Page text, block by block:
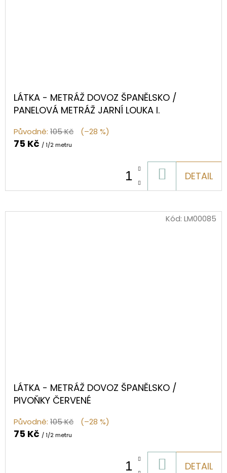
LÁTKA - METRÁŽ DOVOZ ŠPANĚLSKO /
PANELOVÁ METRÁŽ JARNÍ LOUKA I.
Původně: 105 Kč (–28 %)
75 Kč / 1/2 metru
KOŠÍKU
DETAIL
LÁTKA - METRÁŽ DOVOZ ŠPANĚLSKO /
PIVOŇKY ČERVENÉ
Původně: 105 Kč (–28 %)
75 Kč / 1/2 metru
DETAIL
Kód: LM00085